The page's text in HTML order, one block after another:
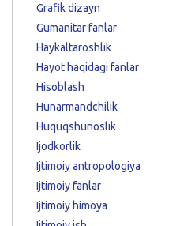
Grafik dizayn
Gumanitar fanlar
Haykaltaroshlik
Hayot haqidagi fanlar
Hisoblash
Hunarmandchilik
Huquqshunoslik
Ijodkorlik
Ijtimoiy antropologiya
Ijtimoiy fanlar
Ijtimoiy himoya